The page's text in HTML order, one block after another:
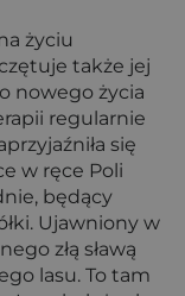
życiu
także jej
nowego życia
regularnie
się
w ręce Poli
będący
Ujawniony w
złą sławą
lasu. To tam